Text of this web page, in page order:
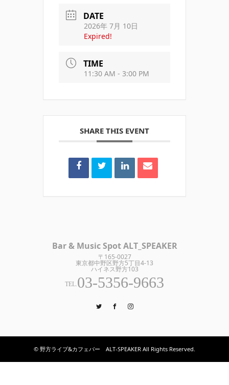
DATE
2026年 7月 10日
Expired!
TIME
11:30 AM - 3:00 PM
SHARE THIS EVENT
Bar & Music Spot ALT_SPEAKER
〒165-0027
東京都中野区野方5丁目4-13
ハイネス野方103
TEL.03-5356-9663
TwitterFacebook
© 野方ライブ&カフェバー ALT-SPEAKER All Rights Reserved.